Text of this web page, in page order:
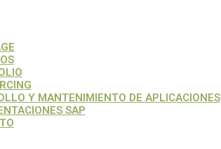
Y MANTENIMIENTO DE APLICACIONES
SAP